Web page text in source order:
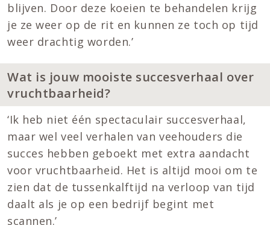
blijven. Door deze koeien te behandelen krijg
je ze weer op de rit en kunnen ze toch op tijd
weer drachtig worden.’
Wat is jouw mooiste succesverhaal over
vruchtbaarheid?
‘Ik heb niet één spectaculair succesverhaal,
maar wel veel verhalen van veehouders die
succes hebben geboekt met extra aandacht
voor vruchtbaarheid. Het is altijd mooi om te
zien dat de tussenkalftijd na verloop van tijd
daalt als je op een bedrijf begint met
scannen.’